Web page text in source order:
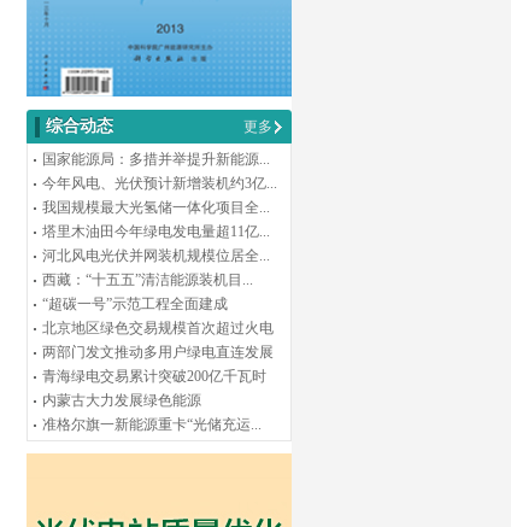
综合动态
更多
国家能源局：多措并举提升新能源...
今年风电、光伏预计新增装机约3亿...
我国规模最大光氢储一体化项目全...
塔里木油田今年绿电发电量超11亿...
河北风电光伏并网装机规模位居全...
西藏：“十五五”清洁能源装机目...
“超碳一号”示范工程全面建成
北京地区绿色交易规模首次超过火电
两部门发文推动多用户绿电直连发展
青海绿电交易累计突破200亿千瓦时
内蒙古大力发展绿色能源
准格尔旗一新能源重卡“光储充运...